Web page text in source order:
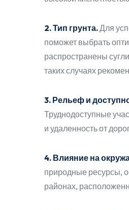
2. Тип грунта.Для
поможет выбрать
распространены
таких случаях
3. Рельеф и
Труднодоступные
и удаленность от
4. Влияние на
природные ресурсы,
районах,